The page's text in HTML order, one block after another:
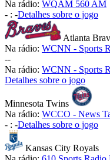
Na rádio: WQAM 560 AM
- : -Detalhes sobre o jogo
Atlanta
Na rádio: WCNN - Sports
--
Na rádio: WCNN - Sports
Detalhes sobre o jogo
Minnesota Twins
Na rádio: WCCO - News
- : -Detalhes sobre o jogo
Kansas City Royals